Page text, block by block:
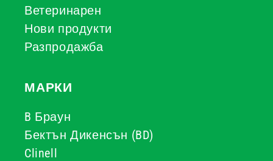
Ветеринарен
Нови продукти
Разпродажба
МАРКИ
B Браун
Бектън Дикенсън (BD)
Clinell